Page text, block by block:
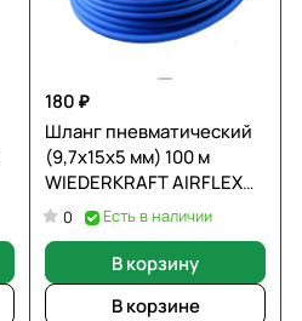
180 ₽
Шланг пневматический
(9,7х15х5 мм) 100 м
WIEDERKRAFT AIRFLEX
WDK-65900
0 Есть в наличии
В корзину
В корзине